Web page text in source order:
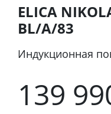
ELICA
BL/A/83
Индукционная
139